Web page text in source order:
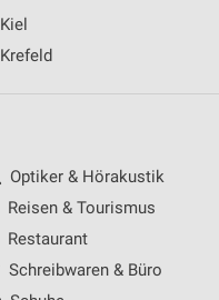
Kiel
Krefeld
Optiker & Hörakustik
Reisen & Tourismus
Restaurant
Schreibwaren & Büro